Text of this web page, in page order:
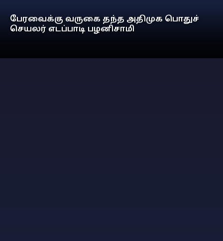
பேரவைக்கு வருகை தந்த அதிமுக பொதுச்
செயலர் எடப்பாடி பழனிசாமி